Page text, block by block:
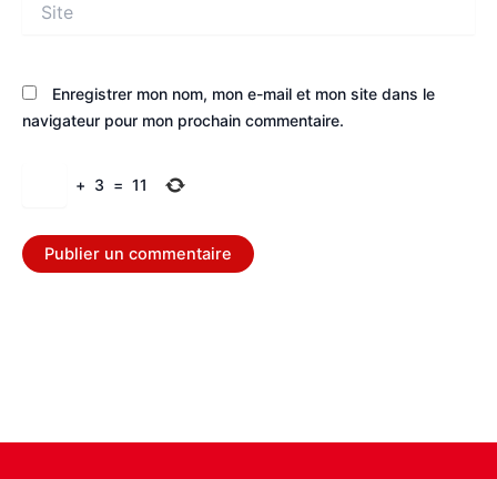
Enregistrer mon nom, mon e-mail et mon site dans le
navigateur pour mon prochain commentaire.
+ 3 = 11